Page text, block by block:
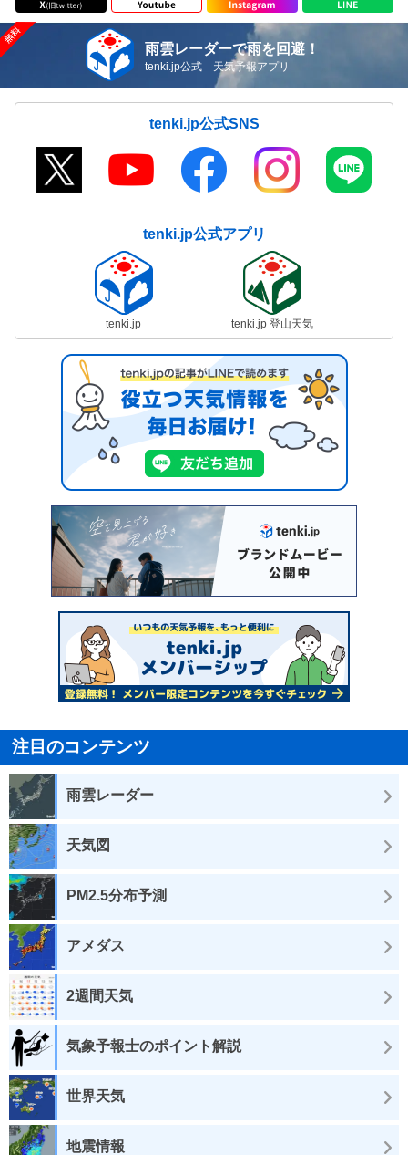
雨雲レーダーで雨を回避！
tenki.jp公式 天気予報アプリ
tenki.jp公式SNS
tenki.jp公式アプリ
tenki.jp tenki.jp 登山天気
注目のコンテンツ
雨雲レーダー
天気図
PM2.5分布予測
アメダス
2週間天気
気象予報士のポイント解説
世界天気
地震情報